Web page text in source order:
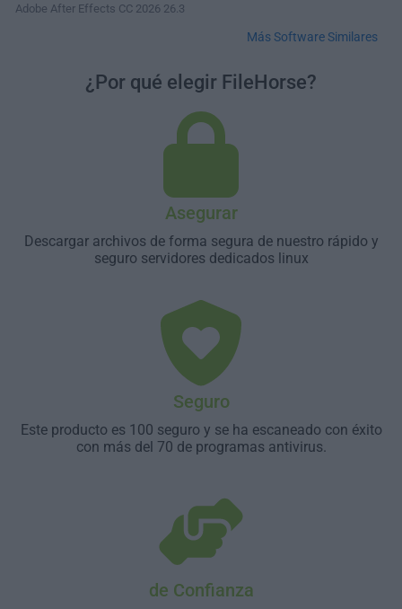
Adobe After Effects CC 2026 26.3
Más Software Similares
¿Por qué elegir FileHorse?
Asegurar
Descargar archivos de forma segura de nuestro rápido y
seguro servidores dedicados linux
Seguro
Este producto es 100 seguro y se ha escaneado con éxito
con más del 70 de programas antivirus.
de Confianza